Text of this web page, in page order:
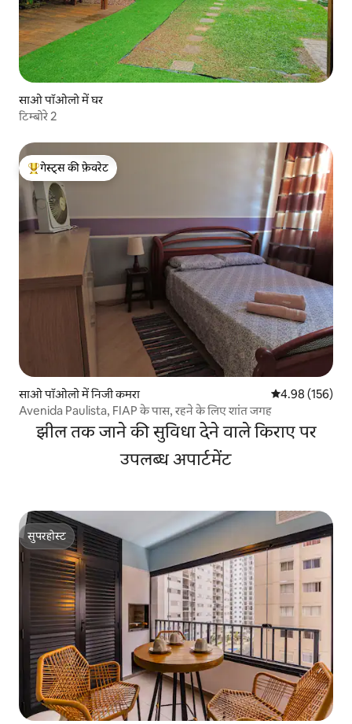
साओ पॉओलो में घर
टिम्बोरे 2
गेस्ट्स का टॉप फ़ेवरेट
गेस्ट्स की फ़ेवरेट
साओ पॉओलो में निजी कमरा औसत रेटिंग 5 में से
4.98 (156)
Avenida Paulista, FIAP के पास, रहने के लिए शांत जगह
झील तक जाने की सुविधा देने वाले किराए पर
उपलब्ध अपार्टमेंट
सुपरहोस्ट
सुपरहोस्ट